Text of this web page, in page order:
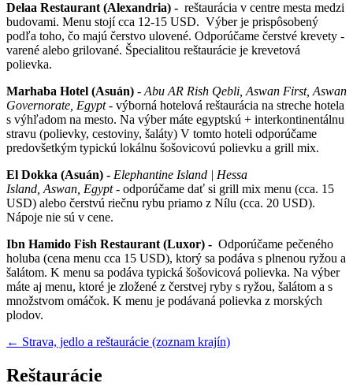
Delaa Restaurant (Alexandria) - reštaurácia v centre mesta medzi
budovami. Menu stojí cca 12-15 USD. Výber je prispôsobený
podľa toho, čo majú čerstvo ulovené. Odporúčame čerstvé krevety -
varené alebo grilované. Špecialitou reštaurácie je krevetová
polievka.
Marhaba Hotel (Asuán) - Abu AR Rish Qebli, Aswan First, Aswan
Governorate, Egypt - výborná hotelová reštaurácia na streche hotela
s výhľadom na mesto. Na výber máte egyptskú + interkontinentálnu
stravu (polievky, cestoviny, šaláty) V tomto hoteli odporúčame
predovšetkým typickú lokálnu šošovicovú polievku a grill mix.
El Dokka (Asuán) - Elephantine Island | Hessa
Island, Aswan, Egypt - odporúčame dať si grill mix menu (cca. 15
USD) alebo čerstvú riečnu rybu priamo z Nílu (cca. 20 USD).
Nápoje nie sú v cene.
Ibn Hamido Fish Restaurant (Luxor) - Odporúčame pečeného
holuba (cena menu cca 15 USD), ktorý sa podáva s plnenou ryžou a
šalátom. K menu sa podáva typická šošovicová polievka. Na výber
máte aj menu, ktoré je zložené z čerstvej ryby s ryžou, šalátom a s
množstvom omáčok. K menu je podávaná polievka z morských
plodov.
← Strava, jedlo a reštaurácie (zoznam krajín)
Reštaurácie